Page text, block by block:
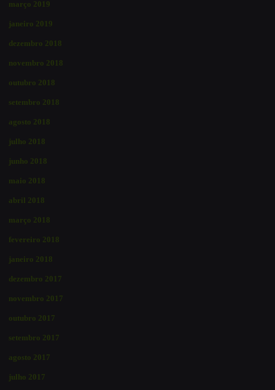
março 2019
janeiro 2019
dezembro 2018
novembro 2018
outubro 2018
setembro 2018
agosto 2018
julho 2018
junho 2018
maio 2018
abril 2018
março 2018
fevereiro 2018
janeiro 2018
dezembro 2017
novembro 2017
outubro 2017
setembro 2017
agosto 2017
julho 2017